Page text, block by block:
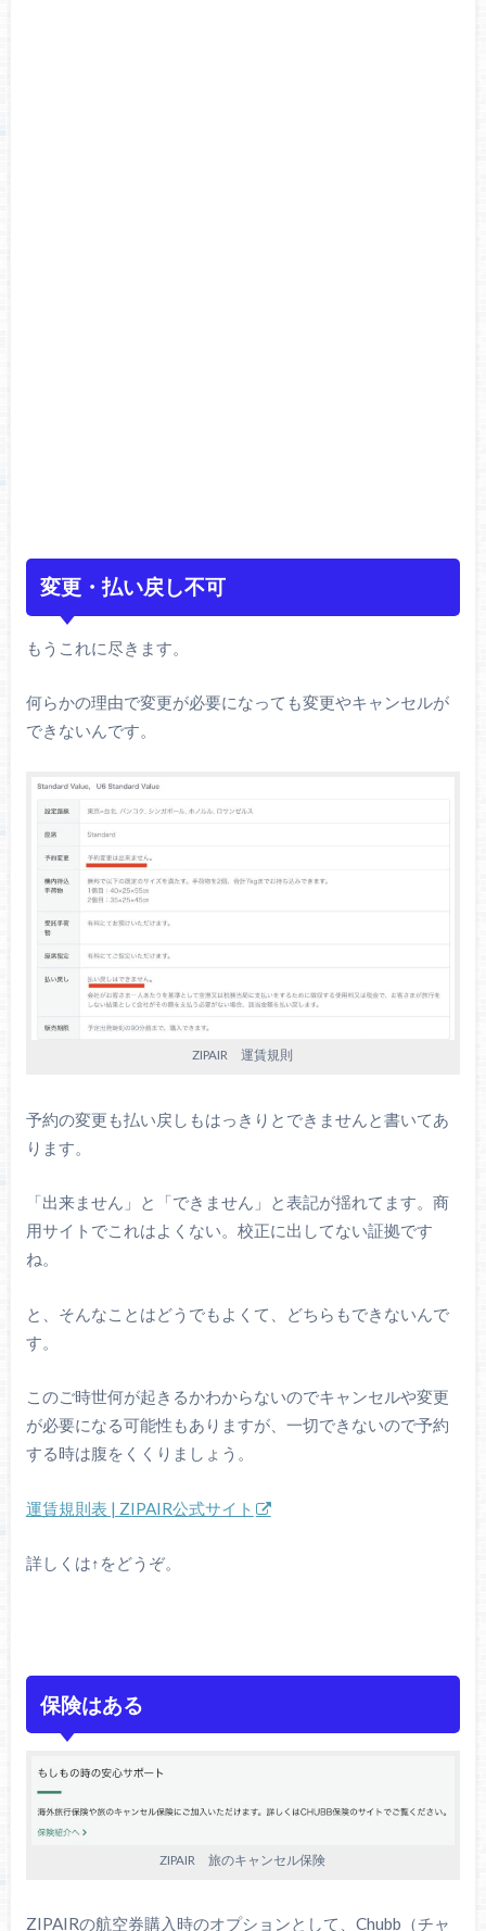
変更・払い戻し不可
もうこれに尽きます。
何らかの理由で変更が必要になっても変更やキャンセルが
できないんです。
ZIPAIR 運賃規則
予約の変更も払い戻しもはっきりとできませんと書いてあ
ります。
「出来ません」と「できません」と表記が揺れてます。商
用サイトでこれはよくない。校正に出してない証拠です
ね。
と、そんなことはどうでもよくて、どちらもできないんで
す。
このご時世何が起きるかわからないのでキャンセルや変更
が必要になる可能性もありますが、一切できないので予約
する時は腹をくくりましょう。
運賃規則表 | ZIPAIR公式サイト
詳しくは↑をどうぞ。
保険はある
ZIPAIR 旅のキャンセル保険
ZIPAIRの航空券購入時のオプションとして、Chubb（チャ